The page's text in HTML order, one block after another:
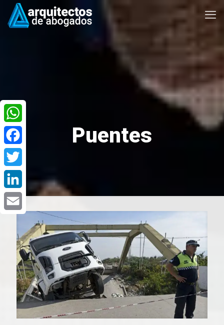
Puentes
WhatsApp
Facebook
Twitter
LinkedIn